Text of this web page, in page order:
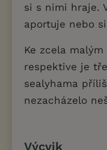
si s nimi hraje.
aportuje nebo
Ke zcela
respektive je
sealyhama
nezacházelo
Výcvik